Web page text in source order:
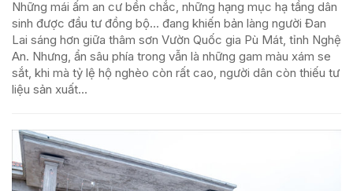
Những mái ấm an cư bền chắc, những hạng mục hạ tầng dân
sinh được đầu tư đồng bộ… đang khiến bản làng người Đan
Lai sáng hơn giữa thâm sơn Vườn Quốc gia Pù Mát, tỉnh Nghệ
An. Nhưng, ẩn sâu phía trong vẫn là những gam màu xám se
sắt, khi mà tỷ lệ hộ nghèo còn rất cao, người dân còn thiếu tư
liệu sản xuất…